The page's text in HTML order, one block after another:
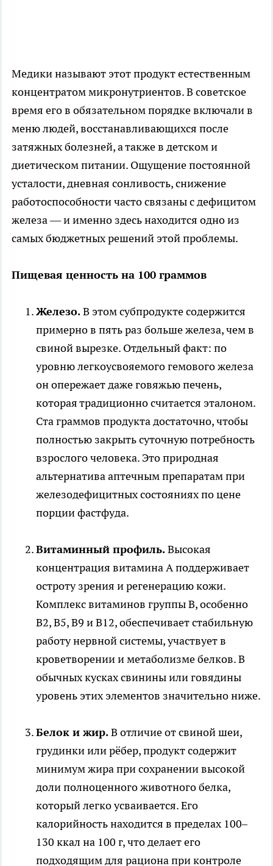
Медики называют этот продукт естественным
концентратом микронутриентов. В советское
время его в обязательном порядке включали в
меню людей, восстанавливающихся после
затяжных болезней, а также в детском и
диетическом питании. Ощущение постоянной
усталости, дневная сонливость, снижение
работоспособности часто связаны с дефицитом
железа — и именно здесь находится одно из
самых бюджетных решений этой проблемы.
Пищевая ценность на 100 граммов
Железо.В этом субпродукте содержится
примерно в пять раз больше железа, чем в
свиной вырезке. Отдельный факт: по
уровню легкоусвояемого гемового железа
он опережает даже говяжью печень,
которая традиционно считается эталоном.
Ста граммов продукта достаточно, чтобы
полностью закрыть суточную потребность
взрослого человека. Это природная
альтернатива аптечным препаратам при
железодефицитных состояниях по цене
порции фастфуда.
Витаминный профиль.Высокая
концентрация витамина А поддерживает
остроту зрения и регенерацию кожи.
Комплекс витаминов группы B, особенно
B2, B5, B9 и B12, обеспечивает стабильную
работу нервной системы, участвует в
кроветворении и метаболизме белков. В
обычных кусках свинины или говядины
уровень этих элементов значительно ниже.
Белок и жир.В отличие от свиной шеи,
грудинки или рёбер, продукт содержит
минимум жира при сохранении высокой
доли полноценного животного белка,
который легко усваивается. Его
калорийность находится в пределах 100–
130 ккал на 100 г, что делает его
подходящим для рациона при контроле